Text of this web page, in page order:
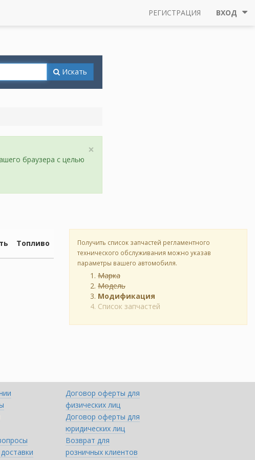
РЕГИСТРАЦИЯ ВХОД
Искать
×
браузера с целью
Получить список запчастей регламентного
технического обслуживания можно указав
параметры вашего автомобиля.
Марка
Модель
Модификация
Список запчастей
Топливо
Договор оферты для
физических лиц
Договор оферты для
юридических лиц
Возврат для
розничных клиентов